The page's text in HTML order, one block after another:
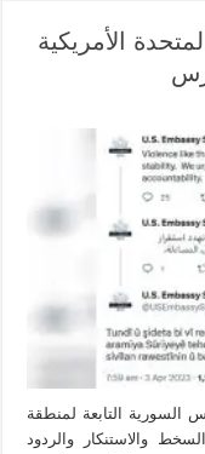
الأمريكية
السورية التابعة لمنطقة
والاستنكار والردود